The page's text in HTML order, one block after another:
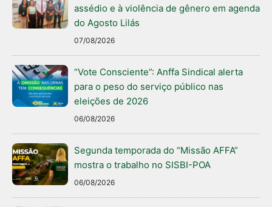
assédio e à violência de gênero em agenda
do Agosto Lilás
07/08/2026
“Vote Consciente”: Anffa Sindical alerta
para o peso do serviço público nas
eleições de 2026
06/08/2026
Segunda temporada do “Missão AFFA”
mostra o trabalho no SISBI-POA
06/08/2026